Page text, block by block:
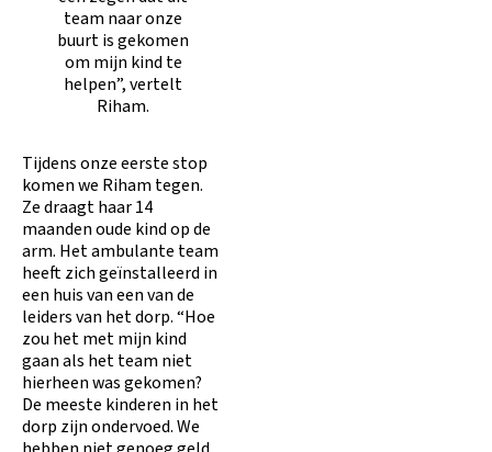
team naar onze
buurt is gekomen
om mijn kind te
helpen”, vertelt
Riham.
Tijdens onze eerste stop
komen we Riham tegen.
Ze draagt haar 14
maanden oude kind op de
arm. Het ambulante team
heeft zich geïnstalleerd in
een huis van een van de
leiders van het dorp. “Hoe
zou het met mijn kind
gaan als het team niet
hierheen was gekomen?
De meeste kinderen in het
dorp zijn ondervoed. We